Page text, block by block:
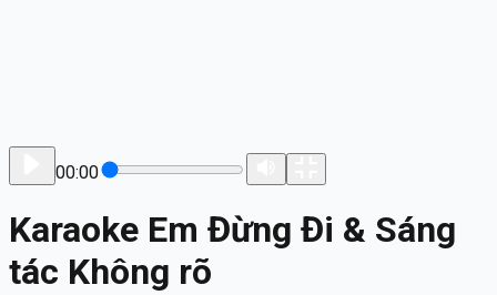
00:00
Karaoke Em Đừng Đi & Sáng
tác Không rõ